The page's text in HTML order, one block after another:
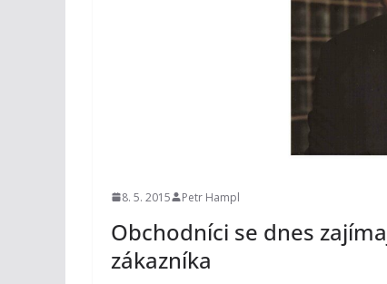
8. 5. 2015 Petr Hampl
Obchodníci se dnes
zákazníka